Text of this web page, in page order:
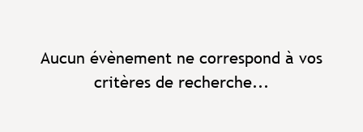
Aucun évènement ne correspond à vos
critères de recherche...